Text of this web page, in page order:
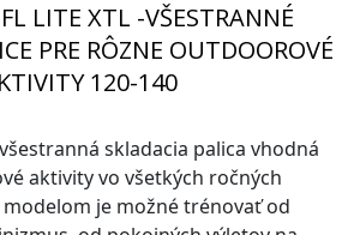
LITE XTL -VŠESTRANNÉ
PRE RÔZNE OUTDOOROVÉ
120-140
skladacia palica vhodná
aktivity vo všetkých ročných
je možné trénovať od